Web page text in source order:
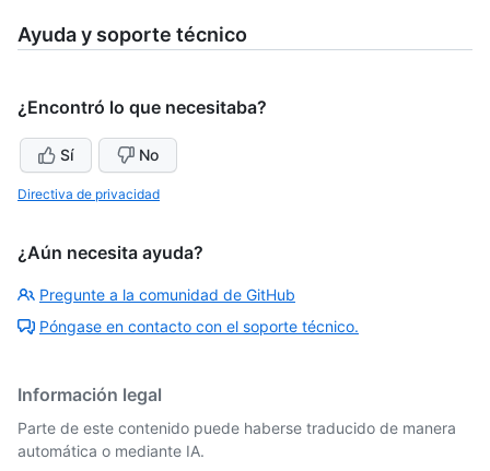
Ayuda y soporte técnico
¿Encontró lo que necesitaba?
Sí No
Directiva de privacidad
¿Aún necesita ayuda?
Pregunte a la comunidad de GitHub
Póngase en contacto con el soporte técnico.
Información legal
Parte de este contenido puede haberse traducido de manera
automática o mediante IA.